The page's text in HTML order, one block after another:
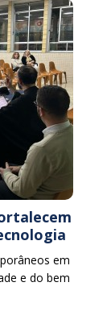
em
e do bem